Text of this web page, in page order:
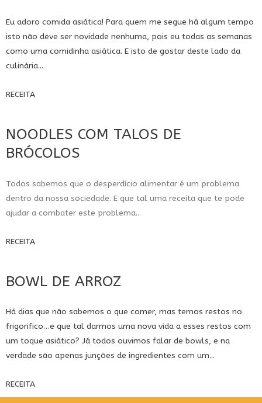
Eu adoro comida asiática! Para quem me segue há algum tempo
isto não deve ser novidade nenhuma, pois eu todas as semanas
como uma comidinha asiática. E isto de gostar deste lado da
culinária...
RECEITA
NOODLES COM TALOS DE
BRÓCOLOS
Todos sabemos que o desperdício alimentar é um problema
dentro da nossa sociedade. E que tal uma receita que te pode
ajudar a combater este problema...
RECEITA
BOWL DE ARROZ
Há dias que não sabemos o que comer, mas temos restos no
frigorifico…e que tal darmos uma nova vida a esses restos com
um toque asiático? Já todos ouvimos falar de bowls, e na
verdade são apenas junções de ingredientes com um...
RECEITA